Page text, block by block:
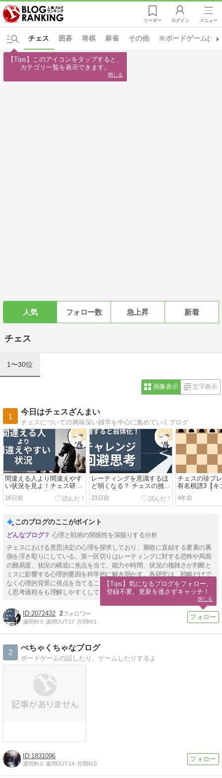
リーダー ログイン メニュー
※ボードゲーム(全
チェス 囲碁 将棋 麻雀 その他
人気 フォロー数 急上昇 新着
チェス
1〜30位
画像表示 文字表示
1
今日はチェスざんまい
チェスについての興味深い雑学を中心に集めていくブログ
間違える人より間違えやす
い状況を見よ！チェス研究
が示す失敗の構造
16日前
レーティングを意識するほ
ど弱くなる？ チェスの挑戦
回避心理
23日前
チェスの珍プ
有名棋譜3【キ
ックメイト】
4年前
このブログのここがポイント
心理と戦術の関係性を深掘りする分析
チェスにおける意思決定の心理を探求しており、勝敗に直結する要素の裏
側を浮き彫りにしている。第一区切りはレーティングに対する恐怖や局面
の難易度、状況の構造に焦点を当て、能力や時間、状況の複雑さが判断と
ミスに影響する心理的要因を科学的に解き明かす。各研究は、戦略だけで
なく心理的背景に視点を当てることの重要性を示しており、戦局だけでな
く思考過程をも理解しやすくしている点が特徴的である。
2072432 2
週間IN:0 週間OUT:17 月間IN:1
2
ぺちゃくちゃなブログ
ボードゲームの話したり、ゲームしたりするよ
1831096
週間IN:0 週間OUT:14 月間IN:0
【Tips】このアイコンをタップすると、
カテゴリ一覧を表示できます。
閉じる
【Tips】気になるブログをフォロー。
登録不要。更新を逃さずキャッチ！
閉じる